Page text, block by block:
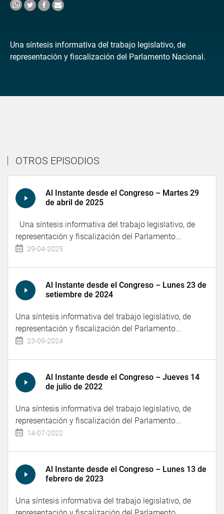
Una síntesis informativa del trabajo legislativo, de
representación y fiscalización del Parlamento Nacional.
OTROS EPISODIOS
Al Instante desde el Congreso – Martes 29
de abril de 2025
Una síntesis informativa del trabajo legislativo, de
representación y fiscalización del Parlamento...
29-04-2025
Al Instante desde el Congreso – Lunes 23 de
setiembre de 2024
Una síntesis informativa del trabajo legislativo, de
representación y fiscalización del Parlamento...
23-09-2024
Al Instante desde el Congreso – Jueves 14
de julio de 2022
Una síntesis informativa del trabajo legislativo, de
representación y fiscalización del Parlamento...
14-07-2022
Al Instante desde el Congreso – Lunes 13 de
febrero de 2023
Una síntesis informativa del trabajo legislativo, de